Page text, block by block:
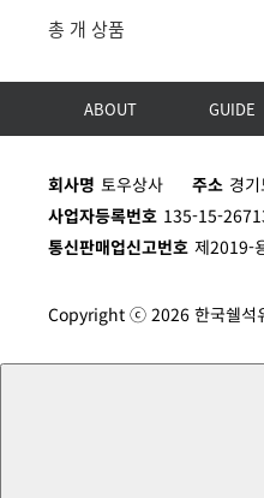
총 개 상품
ABOUT GUIDE
회사명 토우상사 주소 경
사업자등록번호 135-15-
통신판매업신고번호 제2019-
Copyright ⓒ 2026 한국쉘석